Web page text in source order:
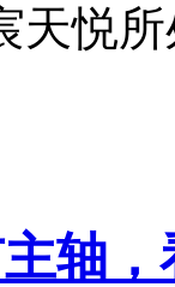
天悦
轴